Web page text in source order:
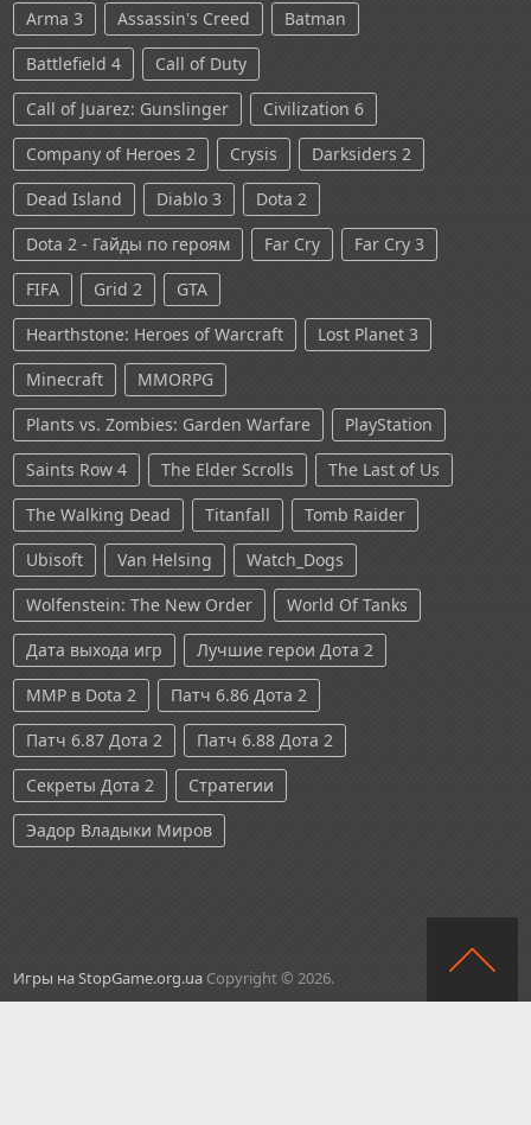
Arma 3 Assassin's Creed
Batman
Battlefield 4
Call of Duty
Call of Juarez: Gunslinger
Civilization 6
Company of Heroes 2
Crysis
Darksiders 2
Dead Island
Diablo 3
Dota 2
Dota 2 - Гайды по героям
Far Cry
Far Cry 3
FIFA
Grid 2
GTA
Hearthstone: Heroes of Warcraft
Lost Planet 3
Minecraft
MMORPG
Plants vs. Zombies: Garden Warfare
PlayStation
Saints Row 4
The Elder Scrolls
The Last of Us
The Walking Dead
Titanfall
Tomb Raider
Ubisoft
Van Helsing
Watch_Dogs
Wolfenstein: The New Order
World Of Tanks
Дата выхода игр
Лучшие герои Дота 2
ММР в Dota 2
Патч 6.86 Дота 2
Патч 6.87 Дота 2
Патч 6.88 Дота 2
Секреты Дота 2
Стратегии
Эадор Владыки Миров
Игры на StopGame.org.ua Copyright © 2026.